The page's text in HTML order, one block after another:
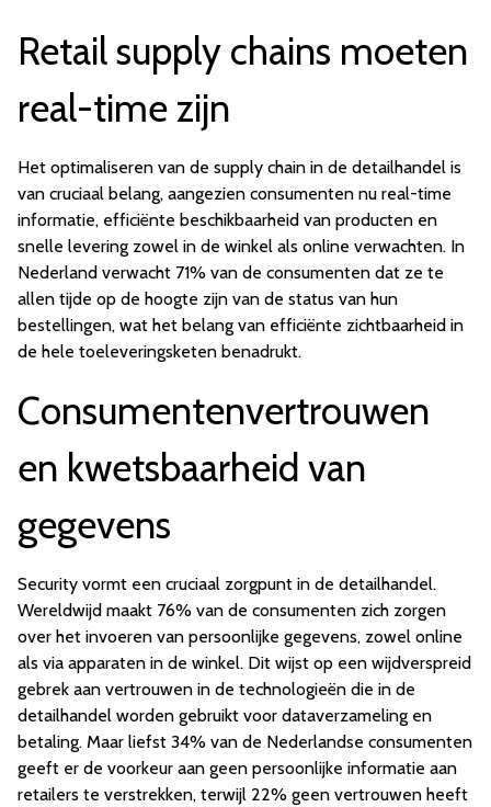
Retail supply chains moeten
real-time zijn
Het optimaliseren van de supply chain in de detailhandel is
van cruciaal belang, aangezien consumenten nu real-time
informatie, efficiënte beschikbaarheid van producten en
snelle levering zowel in de winkel als online verwachten. In
Nederland verwacht 71% van de consumenten dat ze te
allen tijde op de hoogte zijn van de status van hun
bestellingen, wat het belang van efficiënte zichtbaarheid in
de hele toeleveringsketen benadrukt.
Consumentenvertrouwen
en kwetsbaarheid van
gegevens
Security vormt een cruciaal zorgpunt in de detailhandel.
Wereldwijd maakt 76% van de consumenten zich zorgen
over het invoeren van persoonlijke gegevens, zowel online
als via apparaten in de winkel. Dit wijst op een wijdverspreid
gebrek aan vertrouwen in de technologieën die in de
detailhandel worden gebruikt voor dataverzameling en
betaling. Maar liefst 34% van de Nederlandse consumenten
geeft er de voorkeur aan geen persoonlijke informatie aan
retailers te verstrekken, terwijl 22% geen vertrouwen heeft